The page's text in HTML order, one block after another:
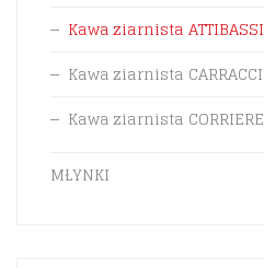
Kawa ziarnista ATTIBASSI
Kawa ziarnista CARRACCI
Kawa ziarnista CORRIERE
MŁYNKI